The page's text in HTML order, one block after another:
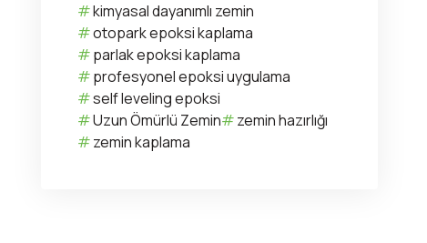
kimyasal dayanımlı zemin
otopark epoksi kaplama
parlak epoksi kaplama
profesyonel epoksi uygulama
self leveling epoksi
Uzun Ömürlü Zemin
zemin hazırlığı
zemin kaplama